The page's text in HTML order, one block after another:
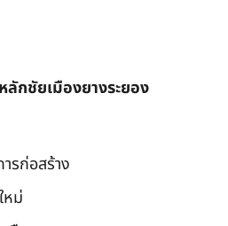
กชัยเมืองยางระยอง
รก่อสร้าง
หม่